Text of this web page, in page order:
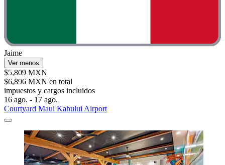
Jaime
Ver menos
$5,809 MXN
$6,896 MXN en total
impuestos y cargos incluidos
16 ago. - 17 ago.
Courtyard Maui Kahului Airport